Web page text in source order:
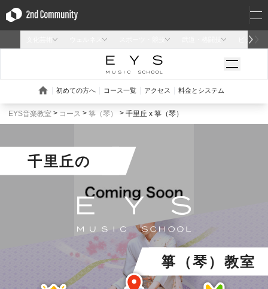
EYS音楽教室 コース 箏（琴） 千里丘 x 箏（琴）
千里丘の
箏（琴）教室